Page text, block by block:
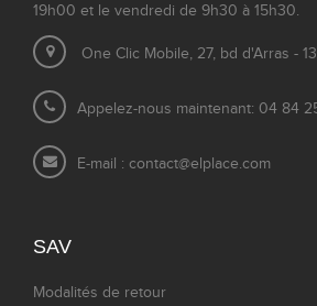
19h00 et le vendredi de 9h30 à 15h30.
One Clic Mobile, 27, bd d'Arras -
Appelez-nous maintenant: 04 84
E-mail : contact@elplace.com
SAV
Modalités de retour